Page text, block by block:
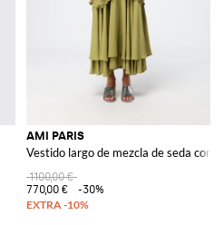
AMI PARIS
Vestido largo de mezcla de seda con
1100,00 €
770,00 €
-30%